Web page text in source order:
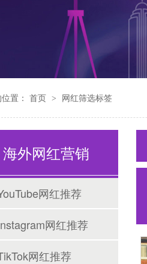
置： 首页 > 网红筛选标签
海外网红营销
网红推荐
网红推荐
网红推荐
Tiktok海外营销